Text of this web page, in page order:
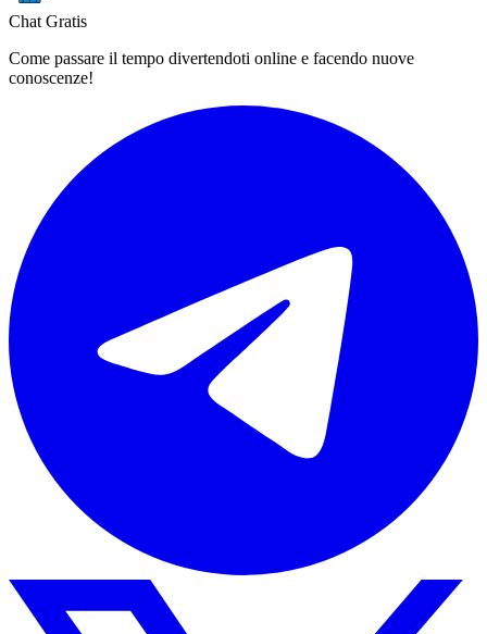
Chat Gratis
Come passare il tempo divertendoti online e facendo nuove
conoscenze!